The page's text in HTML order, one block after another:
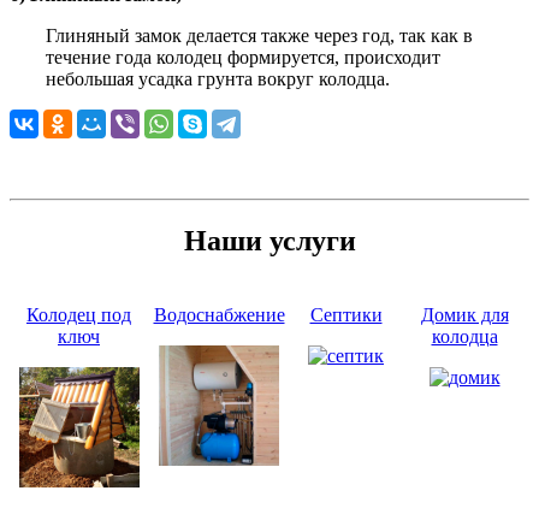
Глиняный замок делается также через год, так как в
течение года колодец формируется, происходит
небольшая усадка грунта вокруг колодца.
Наши услуги
Колодец под
ключ
Водоснабжение Септики
Домик для
колодца